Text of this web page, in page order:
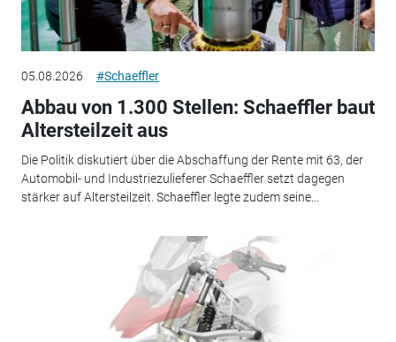
05.08.2026 #Schaeffler
Abbau von 1.300 Stellen: Schaeffler baut
Altersteilzeit aus
Die Politik diskutiert über die Abschaffung der Rente mit 63, der
Automobil- und Industriezulieferer Schaeffler setzt dagegen
stärker auf Altersteilzeit. Schaeffler legte zudem seine...